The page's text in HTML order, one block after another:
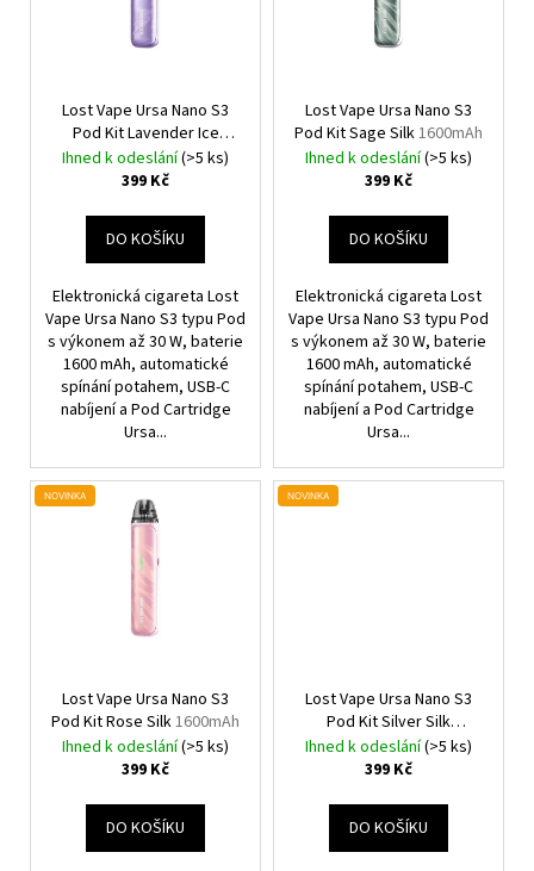
Lost Vape Ursa Nano S3
Pod Kit Lavender Ice
1600mAh
Ihned k odeslání(>5 ks)
399 Kč
DO KOŠÍKU
Elektronická cigareta Lost
Vape Ursa Nano S3 typu Pod
s výkonem až 30 W, baterie
1600 mAh, automatické
spínání potahem, USB-C
nabíjení a Pod Cartridge
Ursa...
Lost Vape Ursa Nano S3
Pod Kit Sage Silk1600mAh
Ihned k odeslání(>5 ks)
399 Kč
DO KOŠÍKU
Elektronická cigareta Lost
Vape Ursa Nano S3 typu Pod
s výkonem až 30 W, baterie
1600 mAh, automatické
spínání potahem, USB-C
nabíjení a Pod Cartridge
Ursa...
NOVINKA
Lost Vape Ursa Nano S3
Pod Kit Rose Silk1600mAh
Ihned k odeslání(>5 ks)
399 Kč
DO KOŠÍKU
NOVINKA
Lost Vape Ursa Nano S3
Pod Kit Silver Silk
1600mAh
Ihned k odeslání(>5 ks)
399 Kč
DO KOŠÍKU